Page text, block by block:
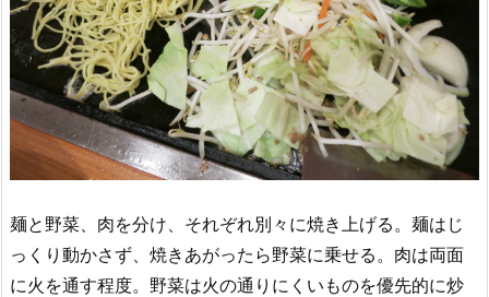
麺と野菜、肉を分け、それぞれ別々に焼き上げる。麺はじ
っくり動かさず、焼きあがったら野菜に乗せる。肉は両面
に火を通す程度。野菜は火の通りにくいものを優先的に炒